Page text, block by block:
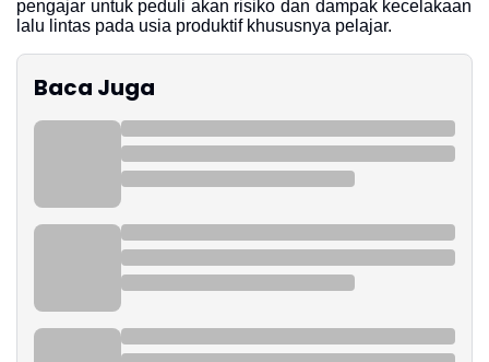
pengajar untuk peduli akan risiko dan dampak kecelakaan
lalu lintas pada usia produktif khususnya pelajar.
Baca Juga